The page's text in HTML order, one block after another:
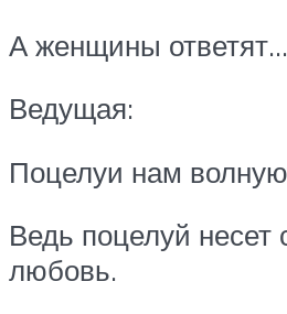
А женщины
Ведущая:
Поцелуи нам
Ведь поцелуй несет
любовь.